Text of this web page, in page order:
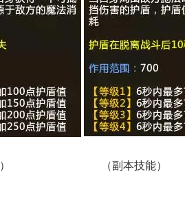
） （副本技能）